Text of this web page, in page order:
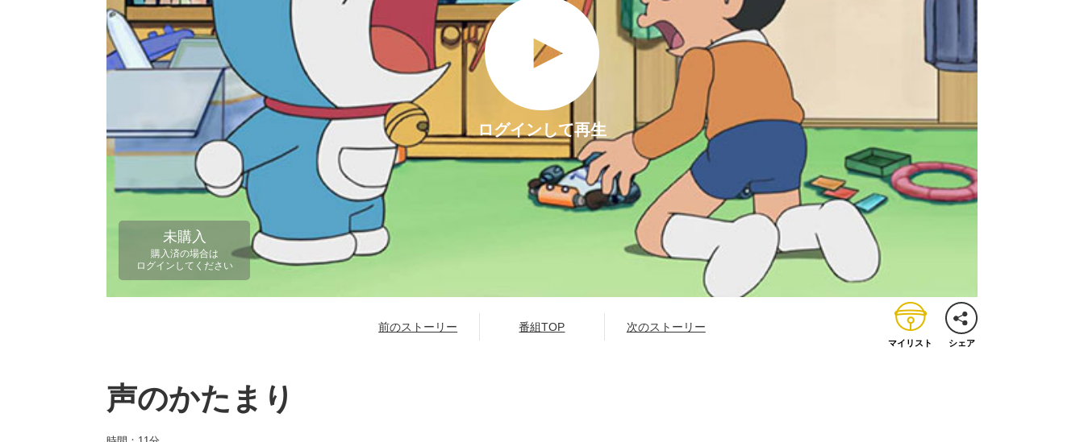
未購入
購入済の場合は
ログインしてください
ログインして再生
前のストーリー 番組TOP 次のストーリー
マイリスト シェア
声のかたまり